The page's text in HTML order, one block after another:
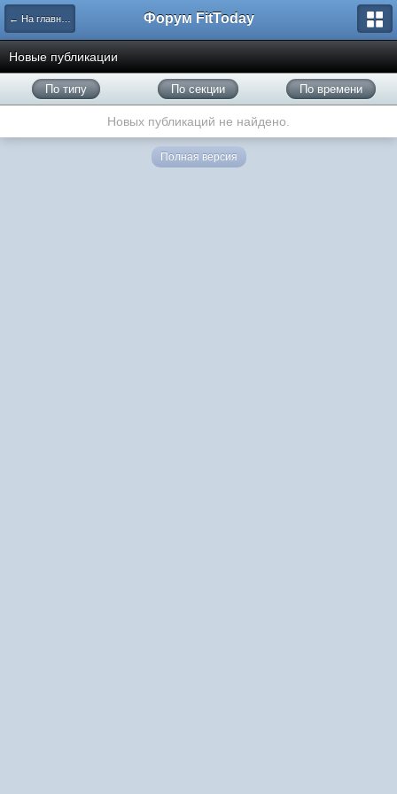
← На главную Форум FitToday
Новые публикации
По типу По секции По времени
Новых публикаций не найдено.
Полная версия